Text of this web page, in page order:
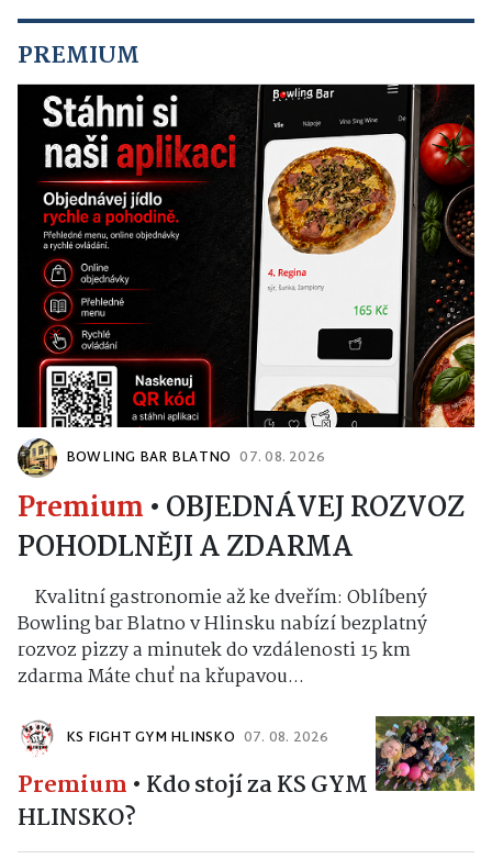
PREMIUM
BOWLING BAR BLATNO 07. 08. 2026
Premium • OBJEDNÁVEJ ROZVOZ
POHODLNĚJI A ZDARMA
Kvalitní gastronomie až ke dveřím: Oblíbený
Bowling bar Blatno v Hlinsku nabízí bezplatný
rozvoz pizzy a minutek do vzdálenosti 15 km
zdarma Máte chuť na křupavou...
KS FIGHT GYM HLINSKO 07. 08. 2026
Premium • Kdo stojí za KS GYM
HLINSKO?